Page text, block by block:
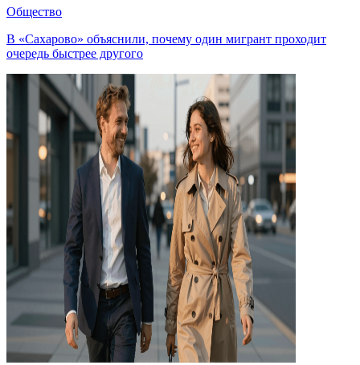
Общество
В «Сахарово» объяснили, почему один мигрант проходит
очередь быстрее другого